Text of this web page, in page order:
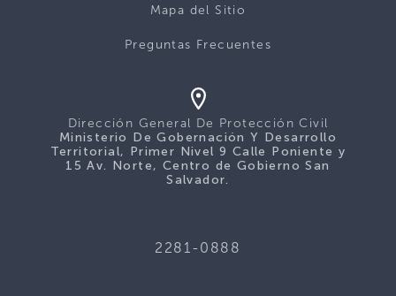
Mapa del Sitio
Preguntas Frecuentes
Dirección General De Protección Civil
Ministerio De Gobernación Y Desarrollo
Territorial, Primer Nivel 9 Calle Poniente y
15 Av. Norte, Centro de Gobierno San
Salvador.
2281-0888